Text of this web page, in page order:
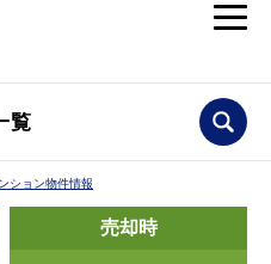
覧
ション物件情報
売却時